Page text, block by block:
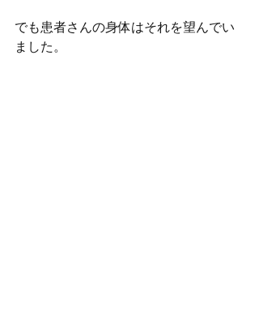
でも患者さんの身体はそれを望んでい
ました。